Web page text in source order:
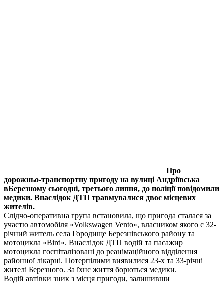
Про
дорожньо-транспортну пригоду на вулиці Андріївська
вБерезному сьогодні, третього липня, до поліції повідомили
медики. Внаслідок ДТП травмувалися двоє місцевих
жителів.
Слідчо-оперативна група встановила, що пригода сталася за
участю автомобіля «Volkswagen Vento», власником якого є 32-
річний житель села Городище Березнівського району та
мотоцикла «Bird». Внаслідок ДТП водій та пасажир
мотоцикла госпіталізовані до реанімаційного відділення
районної лікарні. Потерпілими виявилися 23-х та 33-річні
жителі Березного. За їхнє життя борються медики.
Водій автівки зник з місця пригоди, залишивши